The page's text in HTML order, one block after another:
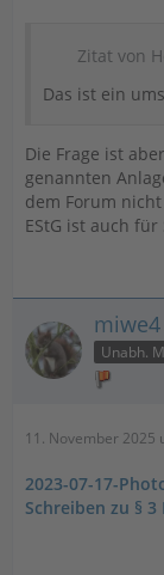
Zitat von
Das ist ein
Die Frage ist
genannten
dem Forum
EStG ist auch
miwe4
11. November 2025
2023-07-17-
Schreiben zu § 3